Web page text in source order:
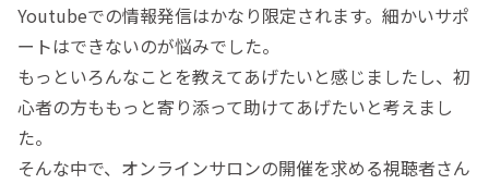
Youtubeでの情報発信はかなり限定されます。細かいサポ
ートはできないのが悩みでした。
もっといろんなことを教えてあげたいと感じましたし、初
心者の方ももっと寄り添って助けてあげたいと考えまし
た。
そんな中で、オンラインサロンの開催を求める視聴者さん